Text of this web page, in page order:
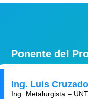
Ponente del
Ing. Luis Cruzado
Ing. Metalurgista –